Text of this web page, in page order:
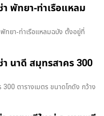
า พัทยา-ท่าเรือแหลม
ทยา-ท่าเรือแหลมฉบัง ตั้งอยู่ที่
า นาดี สมุทรสาคร 300
300 ตารางเมตร ขนาดโกดัง กว้าง